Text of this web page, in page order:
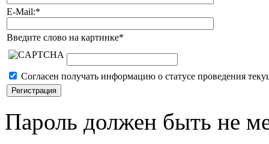
E-Mail:*
Введите слово на картинке*
Согласен получать информацию о статусе проведения
Пароль должен быть не